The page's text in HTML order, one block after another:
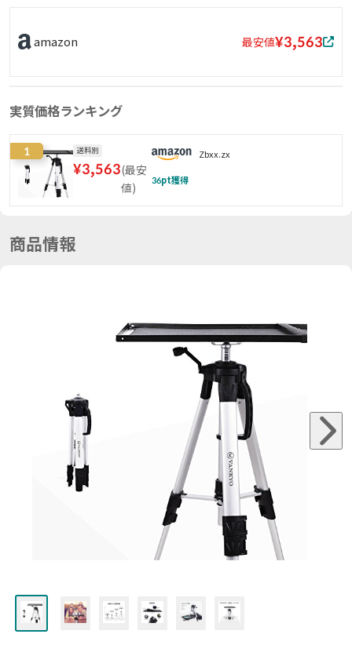
amazon 最安値¥3,563
実質価格ランキング
1 送料別
¥3,563(最安
値)
Zbxx.zx
36pt獲得
商品情報